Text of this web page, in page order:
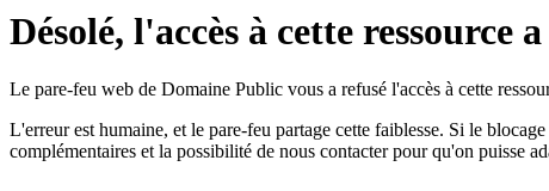
Désolé, l'accès à cette ressource
Le pare-feu web de Domaine Public vous a refusé l'accès à cette
L'erreur est humaine, et le pare-feu partage cette faiblesse. Si le
complémentaires et la possibilité de nous contacter pour qu'on puisse